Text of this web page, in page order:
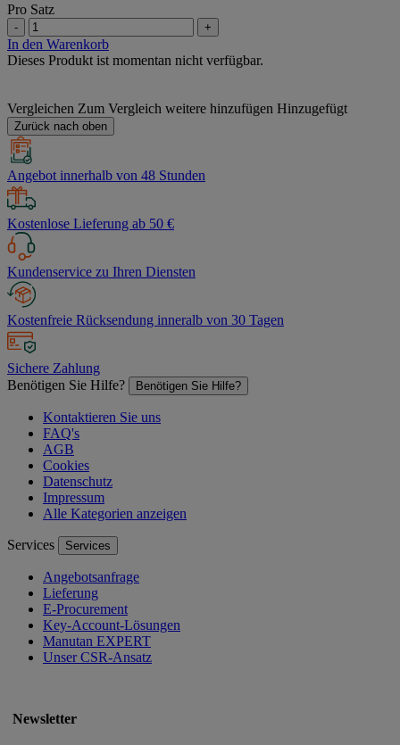
Pro Satz
- +
In den Warenkorb
Dieses Produkt ist momentan nicht verfügbar.
Vergleichen Zum Vergleich weitere hinzufügen Hinzugefügt
Zurück nach oben
Angebot innerhalb von 48 Stunden
Kostenlose Lieferung ab 50 €
Kundenservice zu Ihren Diensten
Kostenfreie Rücksendung inneralb von 30 Tagen
Sichere Zahlung
Benötigen Sie Hilfe?
Benötigen Sie Hilfe?
Kontaktieren Sie uns
FAQ's
AGB
Cookies
Datenschutz
Impressum
Alle Kategorien anzeigen
Services Services
Angebotsanfrage
Lieferung
E-Procurement
Key-Account-Lösungen
Manutan EXPERT
Unser CSR-Ansatz
Newsletter